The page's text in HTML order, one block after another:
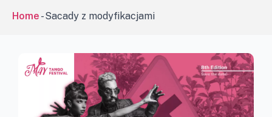
Home -Sacady z modyfikacjami